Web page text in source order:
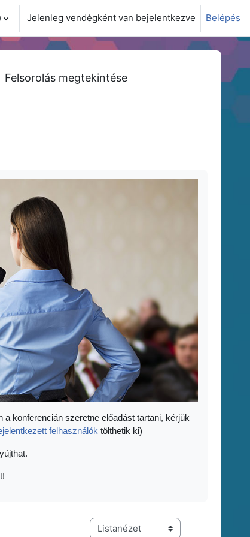
váltása
Jelenleg vendégként van bejelentkezve Belépés
Felsorolás megtekintése
konferencián szeretne előadást tartani, kérjük
felhasználók tölthetik ki)
szintű navigáció megtekintési módja